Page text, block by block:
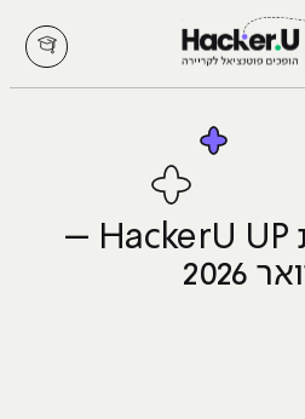
תקנון פעילות HackerU UP –
2026